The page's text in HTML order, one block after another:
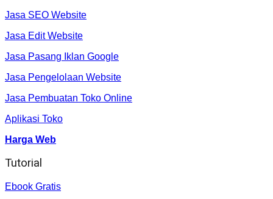
Jasa SEO Website
Jasa Edit Website
Jasa Pasang Iklan Google
Jasa Pengelolaan Website
Jasa Pembuatan Toko Online
Aplikasi Toko
Harga Web
Tutorial
Ebook Gratis